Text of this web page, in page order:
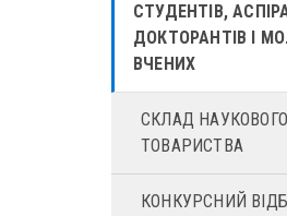
СТУДЕНТІВ,
ДОКТОРАНТІВ І
ВЧЕНИХ
СКЛАД НАУКОВОГО
ТОВАРИСТВА
КОНКУРСНИЙ